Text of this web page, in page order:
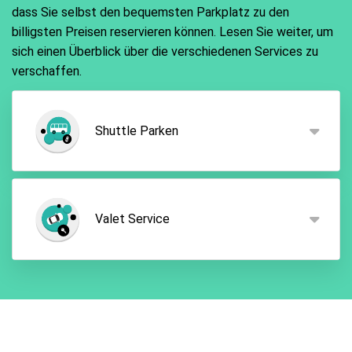
dass Sie selbst den bequemsten Parkplatz zu den
billigsten Preisen reservieren können. Lesen Sie weiter, um
sich einen Überblick über die verschiedenen Services zu
verschaffen.
Shuttle Parken
Shuttle Parken bietet Ihnen eine entspannte Option
für billig Parken Salzburg Flughafen dar. Hier parken
Sie Ihr Auto an dem gewählten Parkplatz und
nutzen im Anschluss den kostenlosen Shuttlebus
des jeweiligen Parkanbieters. Wenn Sie von Ihrer
selbstverständlich wieder in Anspruch nehmen,
Valet Service